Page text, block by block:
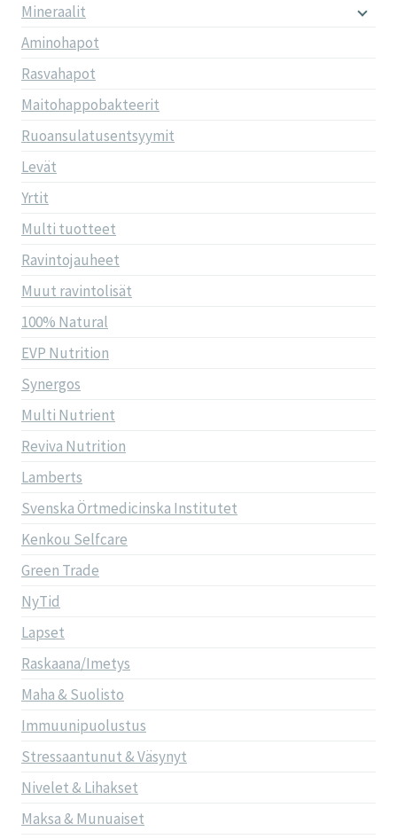
Mineraalit
Aminohapot
Rasvahapot
Maitohappobakteerit
Ruoansulatusentsyymit
Levät
Yrtit
Multi tuotteet
Ravintojauheet
Muut ravintolisät
100% Natural
EVP Nutrition
Synergos
Multi Nutrient
Reviva Nutrition
Lamberts
Svenska Örtmedicinska Institutet
Kenkou Selfcare
Green Trade
NyTid
Lapset
Raskaana/Imetys
Maha & Suolisto
Immuunipuolustus
Stressaantunut & Väsynyt
Nivelet & Lihakset
Maksa & Munuaiset